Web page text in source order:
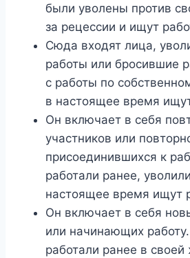
были уволены против
за рецессии и ищут
Сюда входят лица,
работы или бросившие
с работы по
в настоящее время
Он включает в себя
участников или
присоединившихся к
работали ранее,
настоящее время ищут
Он включает в себя
или начинающих
работали ранее в своей